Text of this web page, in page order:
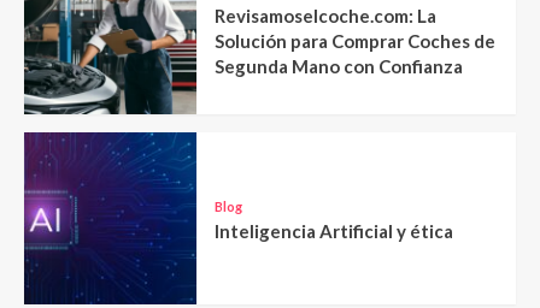
Revisamoselcoche.com: La
Solución para Comprar Coches de
Segunda Mano con Confianza
Blog
Inteligencia Artificial y ética